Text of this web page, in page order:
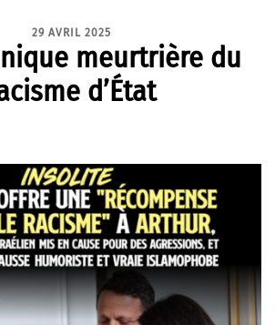
29 AVRIL 2025
meurtrière du
d’État